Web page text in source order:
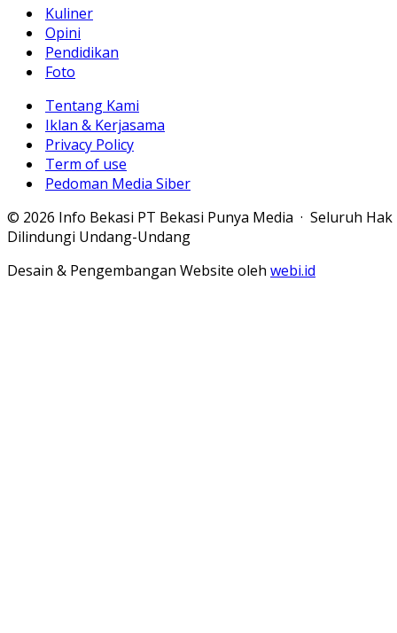
Kuliner
Opini
Pendidikan
Foto
Tentang Kami
Iklan & Kerjasama
Privacy Policy
Term of use
Pedoman Media Siber
© 2026 Info Bekasi PT Bekasi Punya Media · Seluruh Hak
Dilindungi Undang-Undang
Desain & Pengembangan Website oleh webi.id